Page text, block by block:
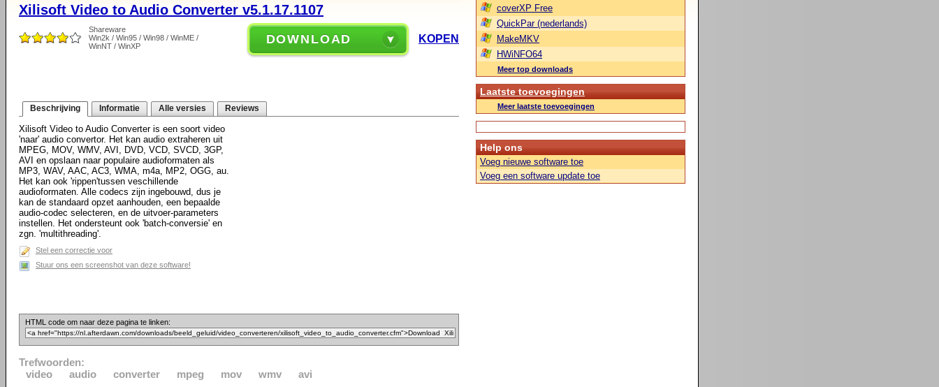
Xilisoft Video to Audio Converter v5.1.17.1107
Shareware
Win2k / Win95 / Win98 / WinME /
WinNT / WinXP
DOWNLOAD KOPEN
Beschrijving Informatie Alle versies Reviews
Xilisoft Video to Audio Converter is een soort video
'naar' audio convertor. Het kan audio extraheren uit
MPEG, MOV, WMV, AVI, DVD, VCD, SVCD, 3GP,
AVI en opslaan naar populaire audioformaten als
MP3, WAV, AAC, AC3, WMA, m4a, MP2, OGG, au.
Het kan ook 'rippen'tussen veschillende
audioformaten. Alle codecs zijn ingebouwd, dus je
kan de standaard opzet aanhouden, een bepaalde
audio-codec selecteren, en de uitvoer-parameters
instellen. Het ondersteunt ook 'batch-conversie' en
zgn. 'multithreading'.
Stel een correctie voor
Stuur ons een screenshot van deze software!
HTML code om naar deze pagina te linken:
Trefwoorden:
video
audio converter mpeg mov wmv avi
coverXP Free
QuickPar (nederlands)
MakeMKV
HWiNFO64
Meer top downloads
Laatste toevoegingen
Meer laatste toevoegingen
Help ons
Voeg nieuwe software toe
Voeg een software update toe